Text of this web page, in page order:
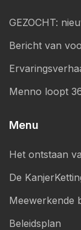
GEZOCHT:
Bericht van
Menno loopt
Menu
Het ontstaan
De
Meewerkende
Beleidsplan